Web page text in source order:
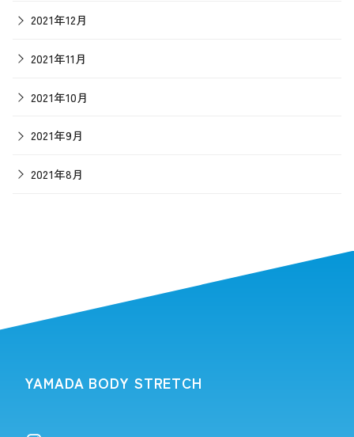
2021年12月
2021年11月
2021年10月
2021年9月
2021年8月
YAMADA BODY STRETCH